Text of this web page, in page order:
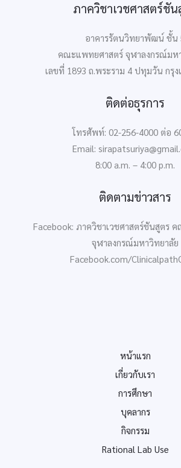
ภาควิชาเวชศาสตร์ชัน
อาคารรัตนวิทยาพัฒน์ ชั้น
คณะแพทยศาสตร์ จุฬาลงกรณ์มห
เลขที่ 1893 ถ.พระราม 4 ปทุมวัน กรุ
ติดต่อธุรการ
โทรศัพท์: 02-256-4000 ต่อ
Email:
8:00 a.m. – 4:00 p.m.
ติดตามข่าวสาร
Facebook: ภาควิชาเวชศาสตร์ชันสูตร
จุฬาลงกรณ์มหาวิทยาลัย
Facebook.com/
หน้าแรก
เกี่ยวกับเรา
การศึกษา
บุคลากร
กิจกรรม
Rational Lab Use